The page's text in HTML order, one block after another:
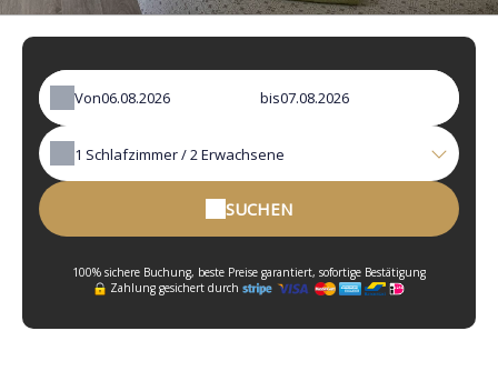
Von bis
1 Schlafzimmer /2Erwachsene
SUCHEN
100% sichere Buchung, beste Preise garantiert, sofortige Bestätigung
Zahlung gesichert durch